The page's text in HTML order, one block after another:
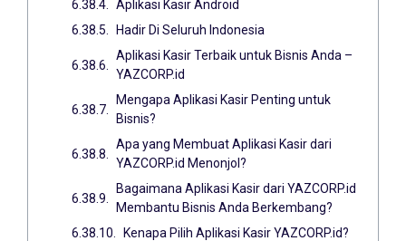
Aplikasi Kasir Android
Hadir Di Seluruh Indonesia
Aplikasi Kasir Terbaik untuk Bisnis Anda –
YAZCORP.id
Mengapa Aplikasi Kasir Penting untuk
Bisnis?
Apa yang Membuat Aplikasi Kasir dari
YAZCORP.id Menonjol?
Bagaimana Aplikasi Kasir dari YAZCORP.id
Membantu Bisnis Anda Berkembang?
Kenapa Pilih Aplikasi Kasir YAZCORP.id?